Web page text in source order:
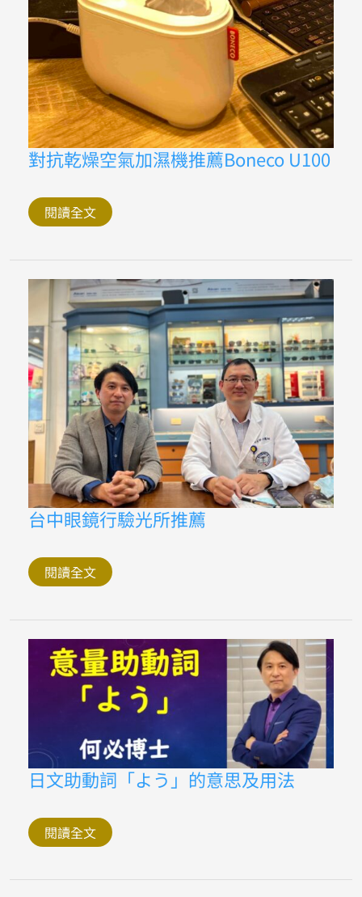
對抗乾燥空氣加濕機推薦Boneco U100
對
抗
燥
空
氣
加
機
薦
Boneco
U100
閱讀全文
台中眼鏡行驗光所推薦
台
中
鏡
行
驗
光
推
閱讀全文
日文助動詞「よう」的意思及用法
日
文
詞
「よ
う」
意
閱讀全文